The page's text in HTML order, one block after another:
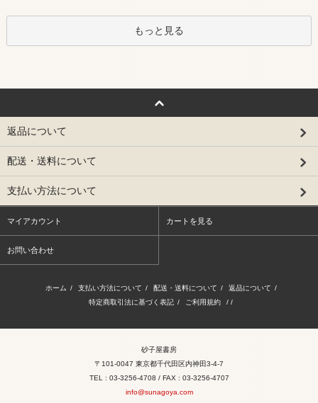
もっと見る
返品について
配送・送料について
支払い方法について
マイアカウント カートを見る
お問い合わせ
ホーム / 支払い方法について / 配送・送料について / 返品について /
特定商取引法に基づく表記 / ご利用規約 / /
砂子屋書房
〒101-0047 東京都千代田区内神田3-4-7
TEL : 03-3256-4708 / FAX : 03-3256-4707
info@sunagoya.com